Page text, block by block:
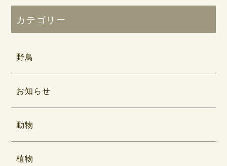
カテゴリー
野鳥
お知らせ
動物
植物